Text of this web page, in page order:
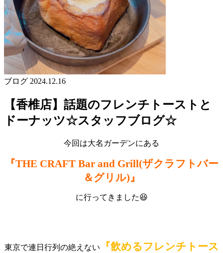
ブログ 2024.12.16
【香椎店】話題のフレンチトーストと
ドーナッツ☆スタッフブログ☆
今回は大名ガーデンにある
『THE CRAFT Bar and Grill(ザクラフトバー
＆グリル)』
に行ってきました😆
東京で連日行列の絶えない
『飲めるフレンチトース